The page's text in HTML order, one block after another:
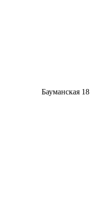
Бауманская 18